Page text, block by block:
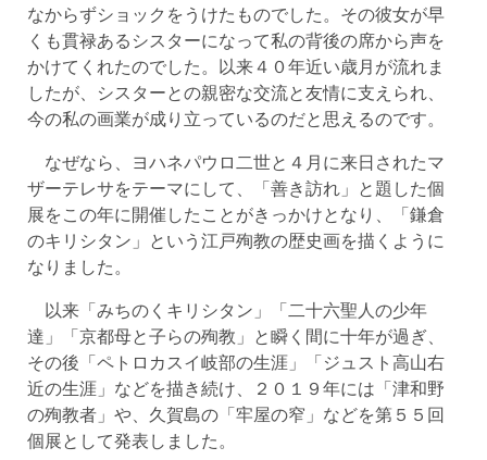
なからずショックをうけたものでした。その彼女が早
くも貫禄あるシスターになって私の背後の席から声を
かけてくれたのでした。以来４０年近い歳月が流れま
したが、シスターとの親密な交流と友情に支えられ、
今の私の画業が成り立っているのだと思えるのです。
なぜなら、ヨハネパウロ二世と４月に来日されたマ
ザーテレサをテーマにして、「善き訪れ」と題した個
展をこの年に開催したことがきっかけとなり、「鎌倉
のキリシタン」という江戸殉教の歴史画を描くように
なりました。
以来「みちのくキリシタン」「二十六聖人の少年
達」「京都母と子らの殉教」と瞬く間に十年が過ぎ、
その後「ペトロカスイ岐部の生涯」「ジュスト高山右
近の生涯」などを描き続け、２０１９年には「津和野
の殉教者」や、久賀島の「牢屋の窄」などを第５５回
個展として発表しました。